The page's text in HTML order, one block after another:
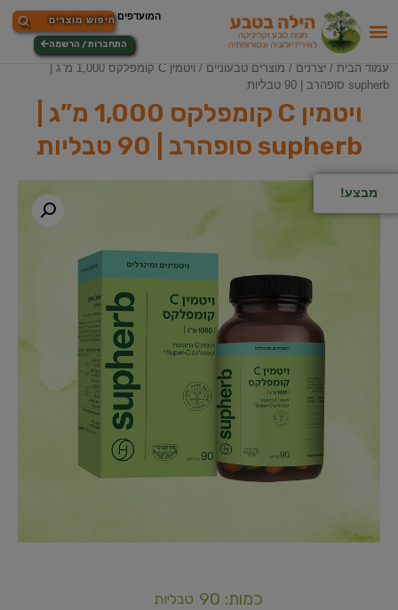
התחברות / הרשמה
עמוד הבית / יצרנים / מוצרים טבעוניים
/ ויטמין C קומפלקס 1,000 מ”ג |
supherb סופהרב | 90 טבליות
ויטמין C קומפלקס 1,000 מ”ג |
supherb סופהרב | 90 טבליות
מבצע!
כמות: 90 טבליות